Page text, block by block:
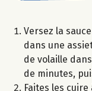
Versez la
dans une
de volaille
de minutes,
Faites les